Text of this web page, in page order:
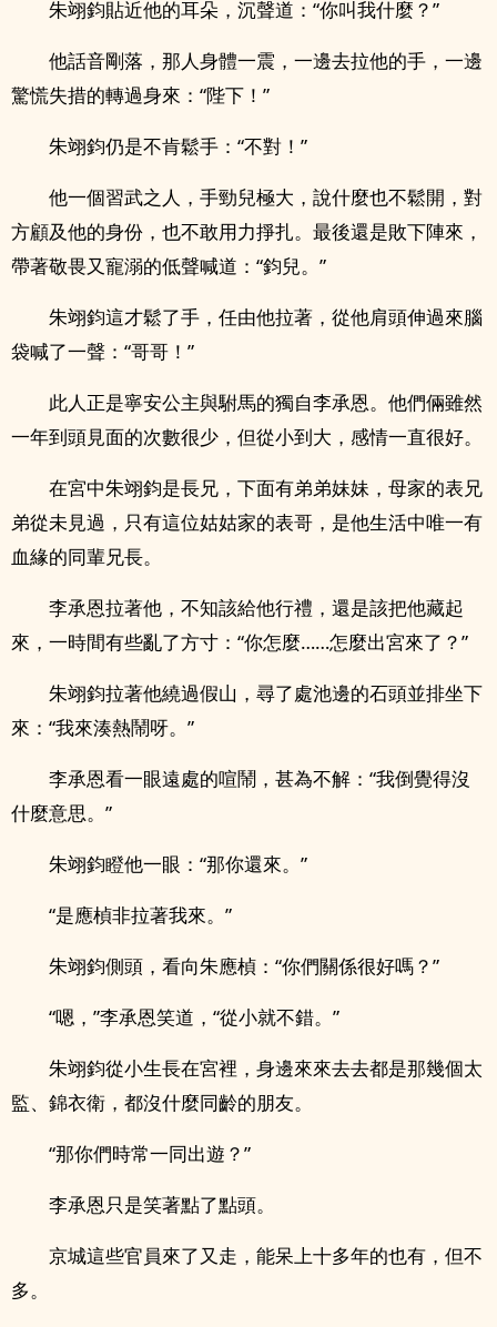
朱翊鈞貼近他的耳朵，沉聲道：“你叫我什麼？”
他話音剛落，那人身體一震，一邊去拉他的手，一邊
驚慌失措的轉過身來：“陛下！”
朱翊鈞仍是不肯鬆手：“不對！”
他一個習武之人，手勁兒極大，說什麼也不鬆開，對
方顧及他的身份，也不敢用力掙扎。最後還是敗下陣來，
帶著敬畏又寵溺的低聲喊道：“鈞兒。”
朱翊鈞這才鬆了手，任由他拉著，從他肩頭伸過來腦
袋喊了一聲：“哥哥！”
此人正是寧安公主與駙馬的獨自李承恩。他們倆雖然
一年到頭見面的次數很少，但從小到大，感情一直很好。
在宮中朱翊鈞是長兄，下面有弟弟妹妹，母家的表兄
弟從未見過，只有這位姑姑家的表哥，是他生活中唯一有
血緣的同輩兄長。
李承恩拉著他，不知該給他行禮，還是該把他藏起
來，一時間有些亂了方寸：“你怎麼……怎麼出宮來了？”
朱翊鈞拉著他繞過假山，尋了處池邊的石頭並排坐下
來：“我來湊熱鬧呀。”
李承恩看一眼遠處的喧鬧，甚為不解：“我倒覺得沒
什麼意思。”
朱翊鈞瞪他一眼：“那你還來。”
“是應楨非拉著我來。”
朱翊鈞側頭，看向朱應楨：“你們關係很好嗎？”
“嗯，”李承恩笑道，“從小就不錯。”
朱翊鈞從小生長在宮裡，身邊來來去去都是那幾個太
監、錦衣衛，都沒什麼同齡的朋友。
“那你們時常一同出遊？”
李承恩只是笑著點了點頭。
京城這些官員來了又走，能呆上十多年的也有，但不
多。